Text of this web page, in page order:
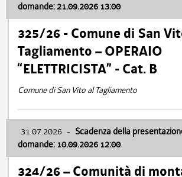
domande: 21.09.2026 13:00
325/26 - Comune di San
Tagliamento – OPERAIO
“ELETTRICISTA” - Cat. B
Comune di San Vito al Tagliamento
31.07.2026 - Scadenza della
domande: 10.09.2026 12:00
324/26 – Comunità di